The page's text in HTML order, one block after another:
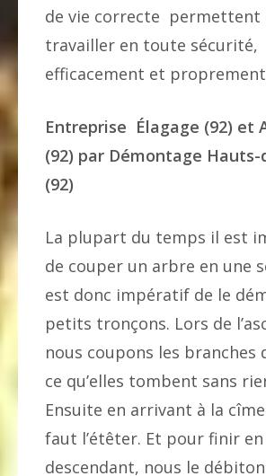
de vie correcte permettent
travailler en toute sécurité,
efficacement et
Entreprise Élagage (92) et
(92) par Démontage Hauts-
(92)
La plupart du temps il est
de couper un arbre en une
est donc impératif de le
petits tronçons. Lors de
nous coupons les branches
ce qu’elles tombent sans
Ensuite en arrivant à la
faut l’étêter. Et pour finir en
descendant, nous le